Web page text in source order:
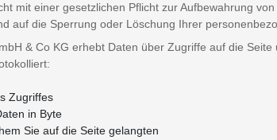
mit einer gesetzlichen Pflicht zur Aufbewahrung
auf die Sperrung oder Löschung Ihrer
& Co KG erhebt Daten über Zugriffe auf die
Zugriffes
in Byte
Sie auf die Seite gelangten